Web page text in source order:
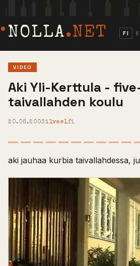
NOLLA.NET FI
VIDEO
Aki Yli-Kerttula -
taivallahden koulu
20.06.2003ilves1fi
aki jauhaa kurbia taivallahdessa,